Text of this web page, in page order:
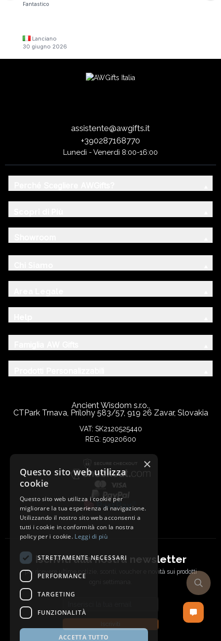
Fantastico
Lanciano
30 giugno 2026
assistente@awgifts.it
+390287168770
Lunedì - Venerdì 8:00-16:00
Ancient Wisdom s.r.o.,
CTPark Trnava, Prílohy 583/57, 919 26 Zavar, Slovakia
VAT: SK2120525440
REG: 50920600
Iscriviti alla nostra newsletter
per ricevere ultime notizie, sconti, voucher e novità sui prodotti
×
Questo sito web utilizza
cookie
Questo sito web utilizza i cookie per
migliorare la tua esperienza di navigazione.
Utilizzando il nostro sito web acconsenti a
tutti i cookie in conformità con la nostra
policy per i cookie. Leggi di più
STRETTAMENTE NECESSARI
PERFORMANCE
TARGETING
FUNZIONALITÀ
ACCETTA TUTTO